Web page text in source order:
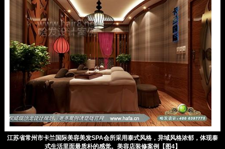
江苏省常州市卡兰国际美容美发SPA会所采用泰式风格，异域风格浓郁，体现泰
式生活里面最质朴的感觉。美容店装修案例【图4】